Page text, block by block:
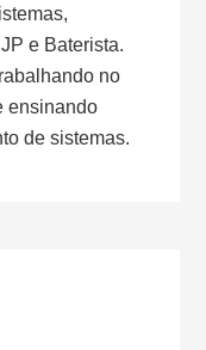
e Baterista.
no
ensinando
de sistemas.